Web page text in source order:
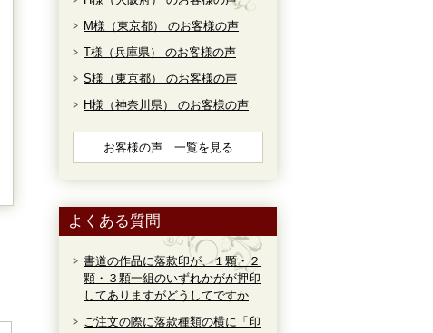
M様（東京都） のお客様の声
T様（兵庫県） のお客様の声
S様（東京都） のお客様の声
H様（神奈川県） のお客様の声
お客様の声 一覧を見る
よくある質問
書道の作品に落款印が、１顆・２
顆・３顆一組のいずれかがが押印
してありますがどうしてですか
ご注文の際に落款種類の横に「印